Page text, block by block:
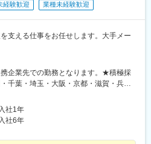
経験歓迎 業種未経験歓迎
支える仕事をお任せします。大手メー
企業先での勤務となります。★積極採
千葉・埼玉・大阪・京都・滋賀・兵
務地は希望を最大限考慮して決定しま
宅補助あり（月6万7000円まで会社補
方も、ご希望をお聞かせください！詳
社1年
社6年